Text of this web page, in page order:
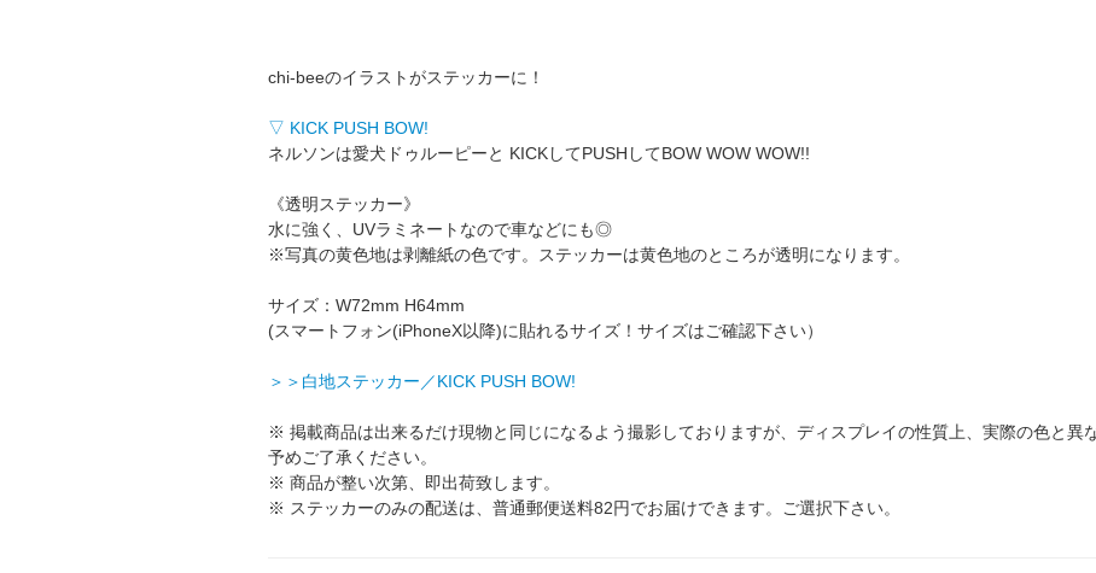
chi-beeのイラストがステッカーに！
▽ KICK PUSH BOW!
ネルソンは愛犬ドゥルーピーと KICKしてPUSHしてBOW WOW WOW!!
《透明ステッカー》
水に強く、UVラミネートなので車などにも◎
※写真の黄色地は剥離紙の色です。ステッカーは黄色地のところが透明になります。
サイズ：W72mm H64mm
(スマートフォン(iPhoneX以降)に貼れるサイズ！サイズはご確認下さい）
＞＞白地ステッカー／KICK PUSH BOW!
※ 掲載商品は出来るだけ現物と同じになるよう撮影しておりますが、ディスプレイの性質上、実際の色と異
予めご了承ください。
※ 商品が整い次第、即出荷致します。
※ ステッカーのみの配送は、普通郵便送料82円でお届けできます。ご選択下さい。